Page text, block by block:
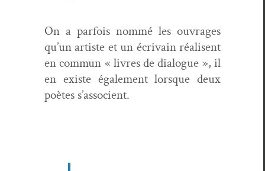
On a par­fois nom­mé les ouvrages
qu’un artiste et un écrivain réalisent
en com­mun « livres de dia­logue », il
en existe égale­ment lorsque deux
poètes s’associent.